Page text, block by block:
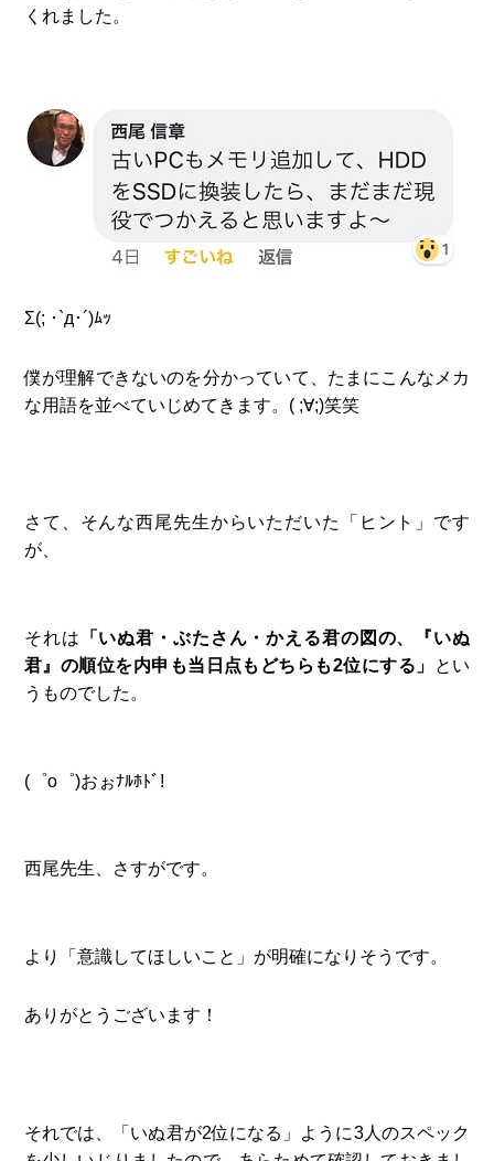
くれました。
Σ(; ･`д･´)ﾑｯ
僕が理解できないのを分かっていて、たまにこんなメカ
な用語を並べていじめてきます。( ;∀;)笑笑
さて、そんな西尾先生からいただいた「ヒント」です
が、
それは 「いぬ君・ぶたさん・かえる君の図の、『いぬ
君』の順位を内申も当日点もどちらも2位にする」
とい
うものでした。
(゜o゜)おぉﾅﾙﾎﾄﾞ!
西尾先生、さすがです。
より「意識してほしいこと」が明確になりそうです。
ありがとうございます！
それでは、「いぬ君が2位になる」ように3人のスペック